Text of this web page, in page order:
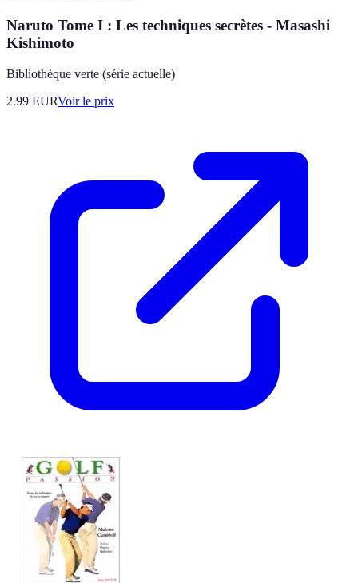
Naruto Tome I : Les techniques secrètes - Masashi
Kishimoto
Bibliothèque verte (série actuelle)
2.99 EURVoir le prix